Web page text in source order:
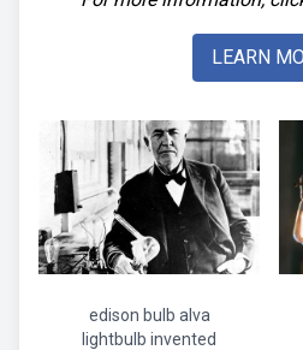
LEARN
edison bulb alva
lightbulb invented